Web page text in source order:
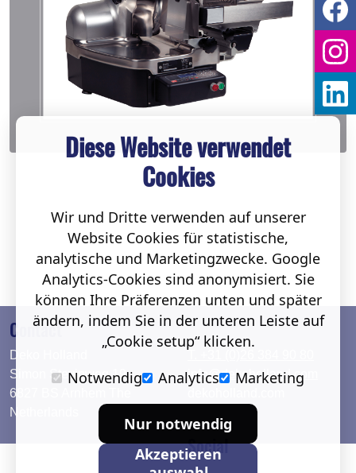
Direct contact
Contact
6827 BS Arnhem The
T. +31 (0)26 384 90 80
dekoholland.com
Social
LinkedIn
Diese Website verwendet
Cookies
Wir und Dritte verwenden auf unserer
Website Cookies für statistische,
analytische und Marketingzwecke. Google
Analytics-Cookies sind anonymisiert. Sie
können Ihre Präferenzen unten und später
ändern, indem Sie in der unteren Leiste auf
„Cookie setup“ klicken.
Notwendig
Analytics Marketing
Nur notwendig
Akzeptieren
auswahl
Akzeptiere alles